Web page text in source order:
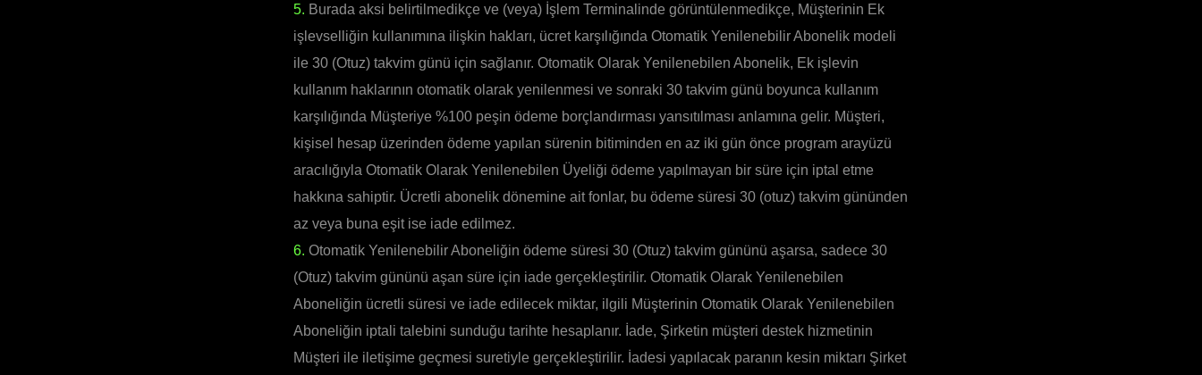
5. Burada aksi belirtilmedikçe ve (veya) İşlem Terminalinde görüntülenmedikçe, Müşterinin Ek
işlevselliğin kullanımına ilişkin hakları, ücret karşılığında Otomatik Yenilenebilir Abonelik modeli
ile 30 (Otuz) takvim günü için sağlanır. Otomatik Olarak Yenilenebilen Abonelik, Ek işlevin
kullanım haklarının otomatik olarak yenilenmesi ve sonraki 30 takvim günü boyunca kullanım
karşılığında Müşteriye %100 peşin ödeme borçlandırması yansıtılması anlamına gelir. Müşteri,
kişisel hesap üzerinden ödeme yapılan sürenin bitiminden en az iki gün önce program arayüzü
aracılığıyla Otomatik Olarak Yenilenebilen Üyeliği ödeme yapılmayan bir süre için iptal etme
hakkına sahiptir. Ücretli abonelik dönemine ait fonlar, bu ödeme süresi 30 (otuz) takvim gününden
az veya buna eşit ise iade edilmez.
6. Otomatik Yenilenebilir Aboneliğin ödeme süresi 30 (Otuz) takvim gününü aşarsa, sadece 30
(Otuz) takvim gününü aşan süre için iade gerçekleştirilir. Otomatik Olarak Yenilenebilen
Aboneliğin ücretli süresi ve iade edilecek miktar, ilgili Müşterinin Otomatik Olarak Yenilenebilen
Aboneliğin iptali talebini sunduğu tarihte hesaplanır. İade, Şirketin müşteri destek hizmetinin
Müşteri ile iletişime geçmesi suretiyle gerçekleştirilir. İadesi yapılacak paranın kesin miktarı Şirket